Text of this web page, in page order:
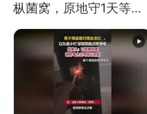
枞菌窝，原地守1天等它